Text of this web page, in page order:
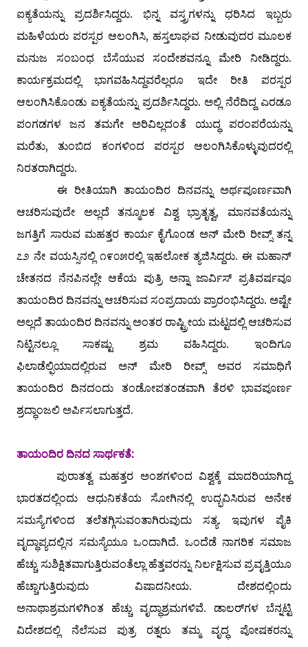
ಐಕ್ಯತೆಯನ್ನು ಪ್ರದರ್ಶಿಸಿದ್ದರು. ಭಿನ್ನ ವಸ್ತ್ರಗಳನ್ನು ಧರಿಸಿದ ಇಬ್ಬರು
ಮಹಿಳೆಯರು ಪರಸ್ಪರ ಆಲಂಗಿಸಿ, ಹಸ್ತಲಾಘವ ನೀಡುವುದರ ಮೂಲಕ
ಮನುಜ ಸಂಬಂಧ ಬೆಸೆಯುವ ಸಂದೇಶವನ್ನೂ ಮೇರಿ ನೀಡಿದ್ದರು.
ಕಾರ್ಯಕ್ರಮದಲ್ಲಿ ಭಾಗವಹಿಸಿದ್ದವರೆಲ್ಲರೂ ಇದೇ ರೀತಿ ಪರಸ್ಪರ
ಆಲಂಗಿಸಿಕೊಂಡು ಐಕ್ಯತೆಯನ್ನು ಪ್ರದರ್ಶಿಸಿದ್ದರು. ಅಲ್ಲಿ ನೆರೆದಿದ್ದ ಎರಡೂ
ಪಂಗಡಗಳ ಜನ ತಮಗೇ ಅರಿವಿಲ್ಲದಂತೆ ಯುದ್ಧ ಪರಂಪರೆಯನ್ನು
ಮರೆತು, ತುಂಬಿದ ಕಂಗಳಿಂದ ಪರಸ್ಪರ ಆಲಂಗಿಸಿಕೊಳ್ಳುವುದರಲ್ಲಿ
ನಿರತರಾಗಿದ್ದರು.
ಈ ರೀತಿಯಾಗಿ ತಾಯಂದಿರ ದಿನವನ್ನು ಅರ್ಥಪೂರ್ಣವಾಗಿ
ಆಚರಿಸುವುದೇ ಅಲ್ಲದೆ ತನ್ಮೂಲಕ ವಿಶ್ವ ಭ್ರಾತೃತ್ವ, ಮಾನವತೆಯನ್ನು
ಜಗತ್ತಿಗೆ ಸಾರುವ ಮಹತ್ತರ ಕಾರ್ಯ ಕೈಗೊಂಡ ಅನ್ ಮೇರಿ ರೀವ್ಸ್ ತನ್ನ
೭೨ ನೇ ವಯಸ್ಸಿನಲ್ಲಿ ೧೯೦೫ರಲ್ಲಿ ಇಹಲೋಕ ತ್ಯಜಿಸಿದ್ದರು. ಈ ಮಹಾನ್
ಚೇತನದ ನೆನಪಿನಲ್ಲೇ ಆಕೆಯ ಪುತ್ರಿ ಅನ್ನಾ ಜಾರ್ವಿಸ್ ಪ್ರತಿವರ್ಷವೂ
ತಾಯಂದಿರ ದಿನವನ್ನು ಆಚರಿಸುವ ಸಂಪ್ರದಾಯ ಪ್ರಾರಂಭಿಸಿದ್ದರು. ಅಷ್ಟೇ
ಅಲ್ಲದೆ ತಾಯಂದಿರ ದಿನವನ್ನು ಅಂತರ ರಾಷ್ಟ್ರೀಯ ಮಟ್ಟದಲ್ಲಿ ಆಚರಿಸುವ
ನಿಟ್ಟಿನಲ್ಲೂ ಸಾಕಷ್ಟು ಶ್ರಮ ವಹಿಸಿದ್ದರು. ಇಂದಿಗೂ
ಫಿಲಾಡೆಲ್ಫಿಯಾದಲ್ಲಿರುವ ಅನ್ ಮೇರಿ ರೀವ್ಸ್ ಅವರ ಸಮಾಧಿಗೆ
ತಾಯಂದಿರ ದಿನದಂದು ತಂಡೋಪತಂಡವಾಗಿ ತೆರಳಿ ಭಾವಪೂರ್ಣ
ಶ್ರದ್ಧಾಂಜಲಿ ಅರ್ಪಿಸಲಾಗುತ್ತದೆ.
ತಾಯಂದಿರ ದಿನದ ಸಾರ್ಥಕತೆ:
ಪುರಾತತ್ವ ಮಹತ್ತರ ಅಂಶಗಳಿಂದ ವಿಶ್ವಕ್ಕೆ ಮಾದರಿಯಾಗಿದ್ದ
ಭಾರತದಲ್ಲಿಂದು ಆಧುನಿಕತೆಯ ಸೋಗಿನಲ್ಲಿ ಉದ್ಭವಿಸಿರುವ ಅನೇಕ
ಸಮಸ್ಯೆಗಳಿಂದ ತಲೆತಗ್ಗಿಸುವಂತಾಗಿರುವುದು ಸತ್ಯ. ಇವುಗಳ ಪೈಕಿ
ವೃದ್ಧಾಪ್ಯದಲ್ಲಿನ ಸಮಸ್ಯೆಯೂ ಒಂದಾಗಿದೆ. ಒಂದೆಡೆ ನಾಗರಿಕ ಸಮಾಜ
ಹೆಚ್ಚು ಸುಶಿಕ್ಷಿತವಾಗುತ್ತಿರುವಂತೆಲ್ಲಾ ಹೆತ್ತವರನ್ನು ನಿರ್ಲಕ್ಷಿಸುವ ಪ್ರವೃತ್ತಿಯೂ
ಹೆಚ್ಚಾಗುತ್ತಿರುವುದು ವಿಷಾದನೀಯ. ದೇಶದಲ್ಲಿಂದು
ಅನಾಥಾಶ್ರಮಗಳಿಗಿಂತ ಹೆಚ್ಚು ವೃದ್ಧಾಶ್ರಮಗಳಿವೆ. ಡಾಲರ್‌ಗಳ ಬೆನ್ನಟ್ಟಿ
ವಿದೇಶದಲ್ಲಿ ನೆಲೆಸುವ ಪುತ್ರ ರತ್ನರು ತಮ್ಮ ವೃದ್ಧ ಪೋಷಕರನ್ನು